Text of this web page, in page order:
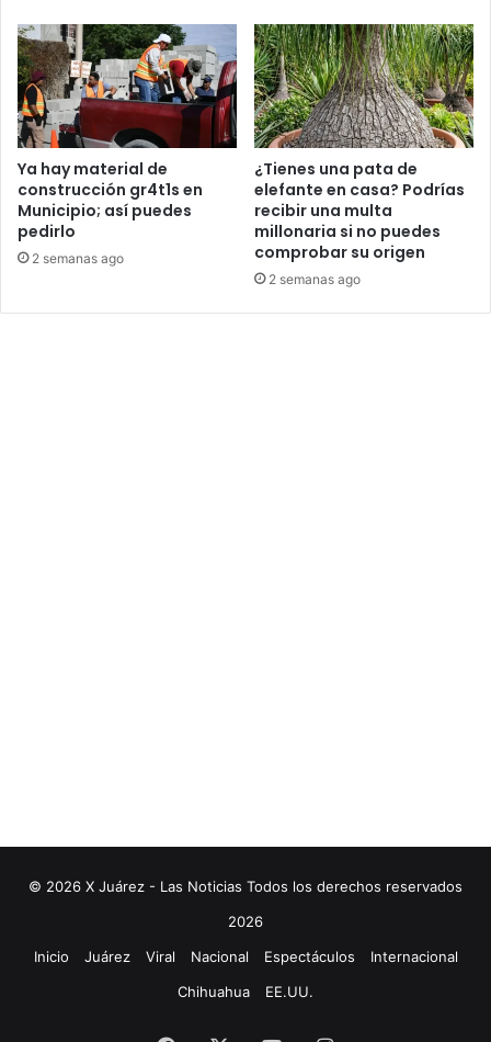
Ya hay material de
construcción gr4t1s en
Municipio; así puedes
pedirlo
2 semanas ago
¿Tienes una pata de
elefante en casa? Podrías
recibir una multa
millonaria si no puedes
comprobar su origen
2 semanas ago
© 2026 X Juárez - Las Noticias Todos los derechos reservados
2026
Inicio
Juárez Viral Nacional Espectáculos
Internacional
Chihuahua
EE.UU.